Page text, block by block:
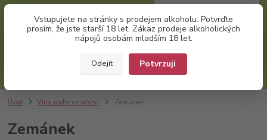
Vstupujete na stránky s prodejem alkoholu. Potvrďte
prosím, že jste starší 18 let. Zákaz prodeje alkoholických
nápojů osobám mladším 18 let.
Odejít Potvrzuji
(Po-Pá, 8:00-17:00)
za0,00 Kč
Úvod Vína podle vinařství Zemánek
Zemánek